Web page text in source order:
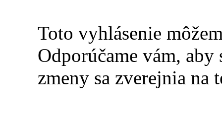
Toto vyhlásenie
Odporúčame vám,
zmeny sa zverejnia na